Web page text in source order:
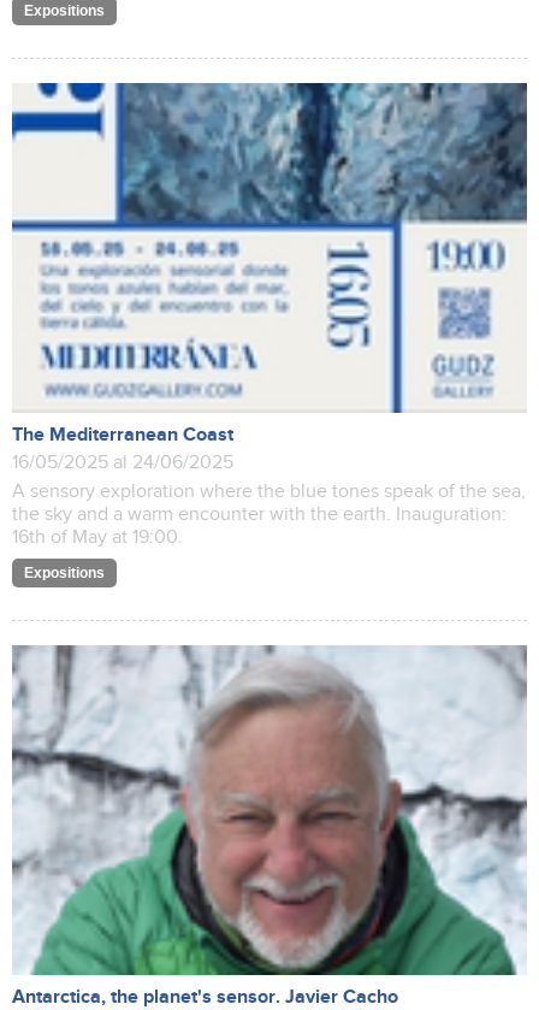
Expositions
The Mediterranean Coast
16/05/2025 al 24/06/2025
A sensory exploration where the blue tones speak of the sea,
the sky and a warm encounter with the earth. Inauguration:
16th of May at 19:00.
Expositions
Antarctica, the planet's sensor. Javier Cacho